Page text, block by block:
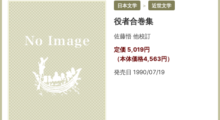
日本文学 ＞ 近世文学
役者合巻集
佐藤悟 他校訂
定価 5,019円
（本体価格4,563円）
発売日 1990/07/19